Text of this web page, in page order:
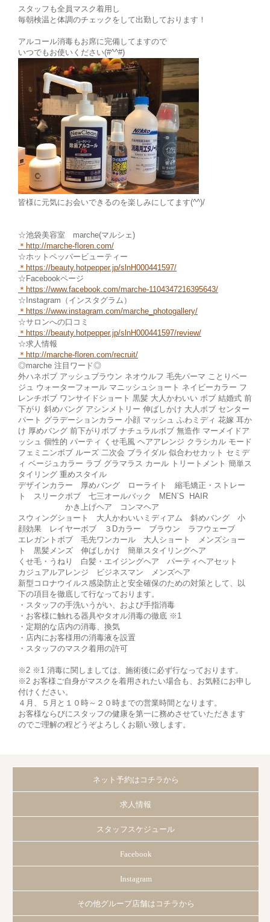
スタッフも全員マスク着用し
毎朝検温と体調のチェックをして出勤しております！
アルコール消毒もお席に完備してますので
いつでもお使いください(#^^#)
皆様に元気にお会いできるのを楽しみにしてます(^^)/
☆池袋美容室 marche(マルシェ)
＊ http://marche-floren.com/
☆ホットペッパービューティー
＊ https://beauty.hotpepper.jp/slnH000441597/
☆Facebookページ
＊https://www.facebook.com/marche-1104347216395643/
☆Instagram（インスタグラム）
＊ https://www.instagram.com/marche_photogallery/
☆サロンへの口コミ
＊https://beauty.hotpepper.jp/slnH000441597/review/
☆求人情報
＊http://marche-fl oren.com/recruit/
◎marche 注目ワード◎
外ハネボブ アッシュブラウン ネオウルフ 毛先パーマ ことりベー
ジュ ウォーターフォール マニッシュショート ネイビーカラー フ
レンチボブ ワンサイドショート 黒髪 大人かわいい ボブ 結婚式 前
下がり 斜めバング アシンメトリー 伸ばしかけ 大人ボブ センター
パート グラデーションカラー 小顔 マッシュ ふわミディ 花嫁 耳か
け 厚めバング 前下がりボブ ナチュラルボブ 無造作 マーメイドア
ッシュ 個性的 パーティ くせ毛風 ヘアアレンジ クラシカル モード
フェミニンボブ ルーズ 二次会 ブライダル 似合わせカット セミデ
ィ ベージュカラー ラブ グラマラス カール トリートメント 簡単ス
タイリング 重めスタイル
デザインカラー 厚めバング ローライト 縮毛矯正・ストレー
ト スリークボブ 七三オールバック MEN`S HAIR
かき上げヘア コンマヘア
スウィングショート 大人かわいいミディアム 斜めバング 小
顔効果 レイヤーボブ ３Dカラー ブラウン ラフウェーブ
エレガントボブ 毛先ワンカール 大人ショート メンズショー
ト 黒髪メンズ 伸ばしかけ 簡単スタイリングヘア
くせ毛・うねり 白髪・エイジングヘア パーティヘアセット
カジュアルアレンジ ビジネスマン メンズヘア
新型コロナウイルス感染防止と安全確保のための対策として、以
下の項目を徹底して行なっております。
・スタッフの手洗いうがい、および手指消毒
・お客様に触れる器具やタオル消毒の徹底 ※1
・定期的な店内の消毒、換気
・店内にお客様用の消毒液を設置
・スタッフのマスク着用の許可
※2 ※1 消毒に関しましては、施術後に必ず行なっております。
※2 お客様ご自身がマスクを着用されたい場合も、お気軽にお申し
付けください。
４月、５月と１０時～２０時までの営業時間となります。
お客様ならびにスタッフの健康を第一に務めさせていただきます
のでご理解の程どうぞよろしくお願い致します。
ネット予約はコチラから
求人情報
スタッフスケジュール
Facebook
Instagram
その他グループ店舗はコチラから